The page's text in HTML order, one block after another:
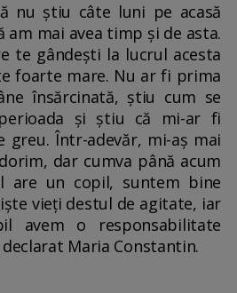
nu știu câte luni pe acasă
am mai avea timp și de asta.
te gândești la lucrul acesta
foarte mare. Nu ar fi prima
însărcinată, știu cum se
și știu că mi-ar fi
Într-adevăr, mi-aș mai
dar cumva până acum
are un copil, suntem bine
vieți destul de agitate, iar
avem o responsabilitate
Maria Constantin.